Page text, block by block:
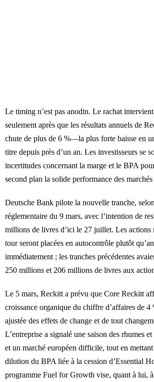
Le timing n’est pas anodin. Le rachat
seulement après que les résultats annuels de
chute de plus de 6 %—la plus forte baisse en
titre depuis près d’un an. Les investisseurs se
incertitudes concernant la marge et le BPA
second plan la solide performance des marchés
Deutsche Bank pilote la nouvelle tranche,
réglementaire du 9 mars, avec l’intention de
millions de livres d’ici le 27 juillet. Les actions
tour seront placées en autocontrôle plutôt
immédiatement ; les tranches précédentes
250 millions et 206 millions de livres aux
Le 5 mars, Reckitt a prévu que Core Reckitt
croissance organique du chiffre d’affaires de 4
ajustée des effets de change et de tout
L’entreprise a signalé une saison des rhumes
et un marché européen difficile, tout en
dilution du BPA liée à la cession d’Essential
programme Fuel for Growth vise, quant à lui,